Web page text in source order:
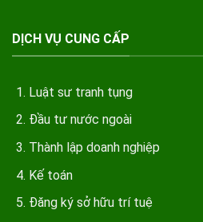
DỊCH VỤ CUNG CẤP
Luật sư tranh tụng
Đầu tư nước ngoài
Thành lập doanh nghiệp
Kế toán
Đăng ký sở hữu trí tuệ